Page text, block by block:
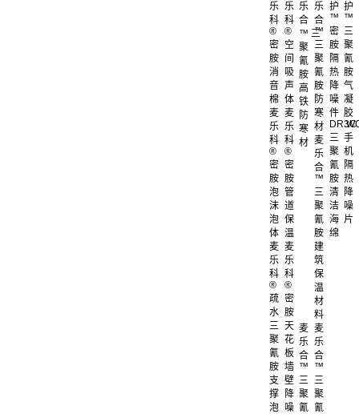
乐
科
®
密
胺
消
音
棉
乐
科
®
空
间
吸
声
体
麦
乐
科
®
密
胺
泡
沫
泡
体
麦
乐
科
®
密
胺
管
道
保
温
麦
乐
科
®
疏
水
三
聚
氰
胺
支
撑
泡
麦
乐
科
®
密
胺
天
花
板
墙
壁
降
噪
乐
合
™ 三
聚
氰
胺
高
铁
防
寒
材
乐
合
™
三
聚
氰
胺
防
寒
材
麦
乐
合
™
三
聚
氰
胺
建
筑
保
温
材
料
麦
乐
合
™
三
聚
氰
麦
乐
合
™
三
聚
氰
护
™
密
胺
隔
热
降
噪
件
护
™
三
聚
氰
胺
气
凝
胶
三
聚
氰
胺
清
洁
海
绵
3C
手
机
隔
热
降
噪
片